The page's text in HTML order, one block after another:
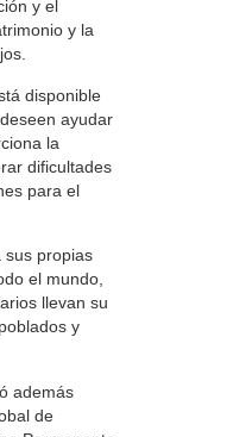
y el
y la
disponible
ayudar
la
dificultades
para el
sus propias
el mundo,
llevan su
y
además
de